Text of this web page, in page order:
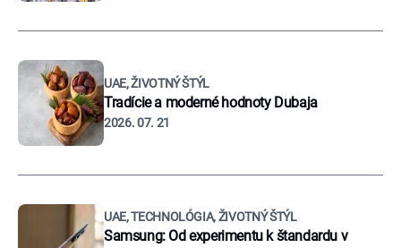
UAE, ŽIVOTNÝ ŠTÝL
Tradície a moderné hodnoty Dubaja
2026. 07. 21
UAE, TECHNOLÓGIA, ŽIVOTNÝ ŠTÝL
Samsung: Od experimentu k štandardu v